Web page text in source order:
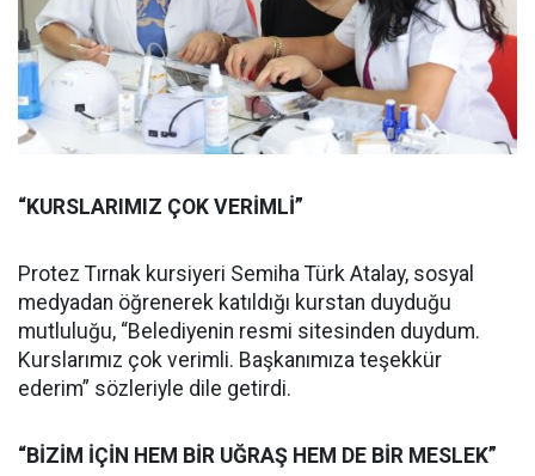
“KURSLARIMIZ ÇOK VERİMLİ”
Protez Tırnak kursiyeri Semiha Türk Atalay, sosyal
medyadan öğrenerek katıldığı kurstan duyduğu
mutluluğu, “Belediyenin resmi sitesinden duydum.
Kurslarımız çok verimli. Başkanımıza teşekkür
ederim” sözleriyle dile getirdi.
“BİZİM İÇİN HEM BİR UĞRAŞ HEM DE BİR MESLEK”